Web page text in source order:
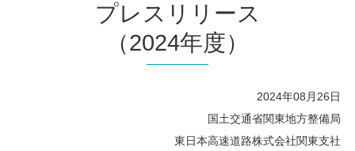
プレスリリース
（2024年度）
2024年08月26日
国土交通省関東地方整備局
東日本高速道路株式会社関東支社